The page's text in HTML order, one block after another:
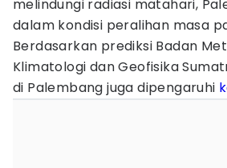
melindungi radiasi matahari,
dalam kondisi peralihan masa
Berdasarkan prediksi Badan
Klimatologi dan Geofisika
di Palembang juga dipengaruhi